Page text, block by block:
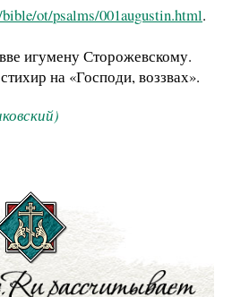
ot/psalms/001augustin.html.
игумену Сторожевскому.
на «Господи, воззвах».